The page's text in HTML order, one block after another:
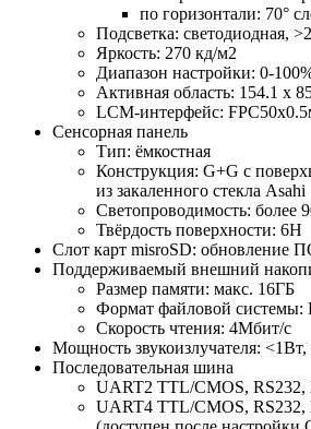
по горизонтали: 70°
Подсветка: светодиодная,
Яркость: 270 кд/м2
Диапазон настройки: 0-
Активная область: 154.1 х
LCM-интерфейс:
Сенсорная панель
Тип: ёмкостная
Конструкция: G+G с
из закаленного стекла Asahi
Светопроводимость: более
Твёрдость поверхности: 6H
Слот карт misroSD: обновление
Поддерживаемый внешний
Размер памяти: макс. 16ГБ
Формат файловой системы:
Скорость чтения: 4Мбит/с
Мощность звукоизлучателя:
Последовательная шина
UART2 TTL/CMOS, RS232,
UART4 TTL/CMOS, RS232,